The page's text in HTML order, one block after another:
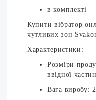
в комплекті
Купити вібратор
чутливих зон
Характеристики:
Розміри
ввідної
Вага виробу: